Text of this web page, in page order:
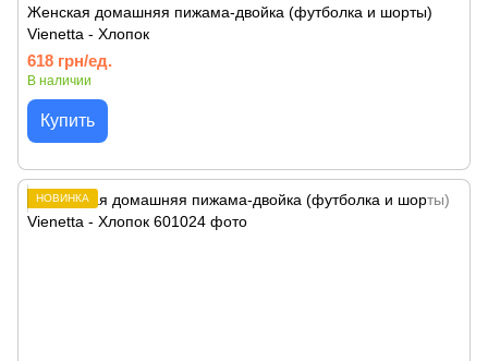
Женская домашняя пижама-двойка (футболка и шорты)
Vienetta - Хлопок
618 грн/ед.
В наличии
Купить
НОВИНКА